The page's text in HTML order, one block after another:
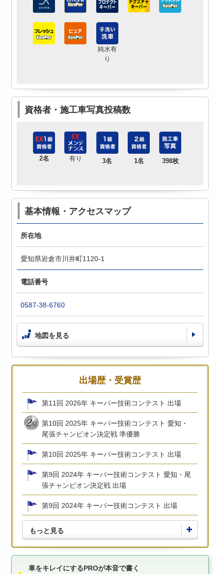
純水有
り
資格者・施工車写真投稿数
2名 有り 3名 1名 398枚
基本情報・アクセスマップ
所在地
愛知県岩倉市川井町1120-1
電話番号
0587-38-6760
地図を見る
出場歴・受賞歴
第11回 2026年 キーパー技術コンテスト 出場
第10回 2025年 キーパー技術コンテスト 愛知・
尾張チャンピオン決定戦 準優勝
第10回 2025年 キーパー技術コンテスト 出場
第9回 2024年 キーパー技術コンテスト 愛知・尾
張チャンピオン決定戦 出場
第9回 2024年 キーパー技術コンテスト 出場
もっと見る
車をキレイにするPROが本音で書く